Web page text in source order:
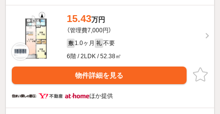
15.43万円
（管理費7,000円）
敷 1.0ヶ月 礼 不要
6階 / 2LDK / 52.38㎡
物件詳細を見る
ほか提供